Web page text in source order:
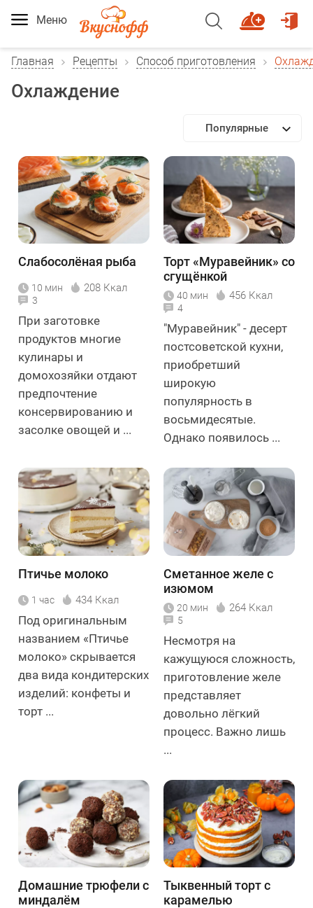
Меню
Главная Рецепты Способ приготовления
Охлаждение
Популярные
Слабосолёная рыба
10 мин 208 Ккал
3
При заготовке
продуктов многие
кулинары и
домохозяйки отдают
предпочтение
консервированию и
засолке овощей и ...
Торт «Муравейник» со
сгущёнкой
40 мин 456 Ккал
4
"Муравейник" - десерт
постсоветской кухни,
приобретший
широкую
популярность в
восьмидесятые.
Однако появилось ...
Птичье молоко
1 час 434 Ккал
Под оригинальным
названием «Птичье
молоко» скрывается
два вида кондитерских
изделий: конфеты и
торт ...
Сметанное желе с
изюмом
20 мин 264 Ккал
5
Несмотря на
кажущуюся сложность,
приготовление желе
представляет
довольно лёгкий
процесс. Важно лишь
...
Домашние трюфели с
миндалём
Тыквенный торт с
карамелью